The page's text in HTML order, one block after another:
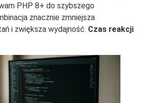
PHP 8+ do szybszego
znacznie zmniejsza
i zwiększa wydajność. Czas reakcji